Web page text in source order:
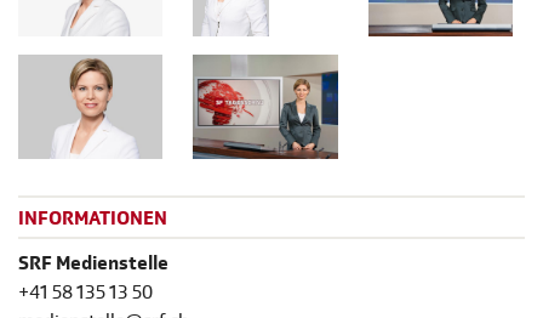
INFORMATIONEN
SRF Medienstelle
+41 58 135 13 50